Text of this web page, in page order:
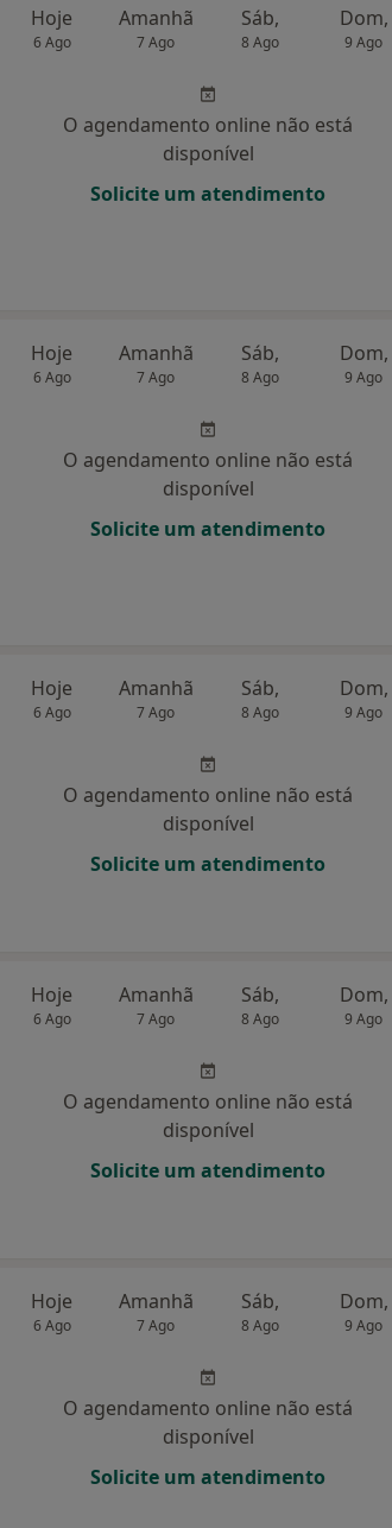
Hoje
6 Ago
Amanhã
7 Ago
Sáb,
8 Ago
Dom,
9 Ago
O agendamento online não está
disponível
Solicite um atendimento
Hoje
6 Ago
Amanhã
7 Ago
Sáb,
8 Ago
Dom,
9 Ago
O agendamento online não está
disponível
Solicite um atendimento
Hoje
6 Ago
Amanhã
7 Ago
Sáb,
8 Ago
Dom,
9 Ago
O agendamento online não está
disponível
Solicite um atendimento
Hoje
6 Ago
Amanhã
7 Ago
Sáb,
8 Ago
Dom,
9 Ago
O agendamento online não está
disponível
Solicite um atendimento
Hoje
6 Ago
Amanhã
7 Ago
Sáb,
8 Ago
Dom,
9 Ago
O agendamento online não está
disponível
Solicite um atendimento